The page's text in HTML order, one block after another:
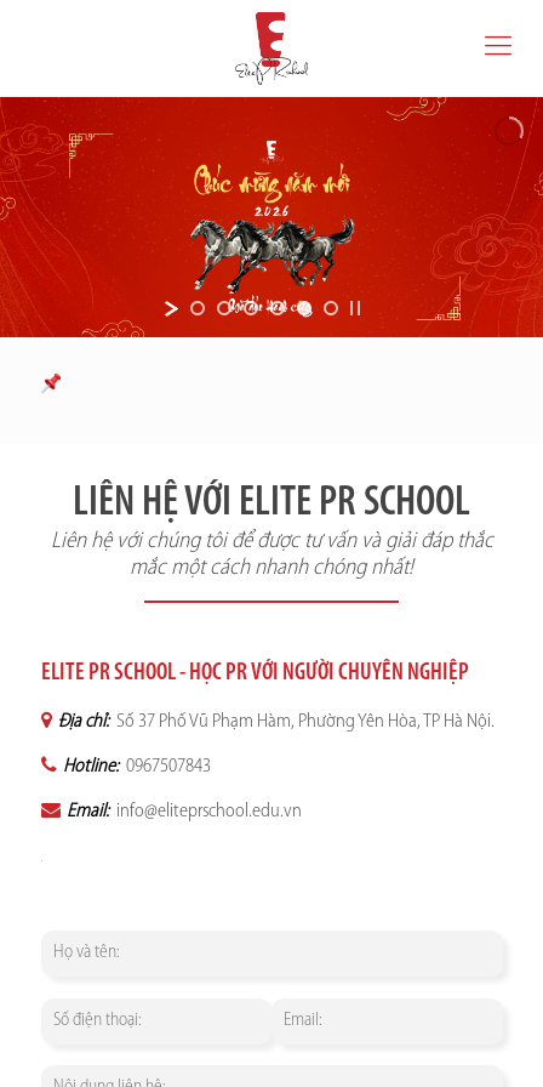
LIÊN HỆ VỚI ELITE PR SCHOOL
Liên hệ với chúng tôi để được tư vấn và giải đáp thắc
mắc một cách nhanh chóng nhất!
ELITE PR SCHOOL - HỌC PR VỚI NGƯỜI CHUYÊN NGHIỆP
Địa chỉ: Số 37 Phố Vũ Phạm Hàm, Phường Yên Hòa, TP Hà Nội.
Hotline: 0967507843
Email: info@eliteprschool.edu.vn